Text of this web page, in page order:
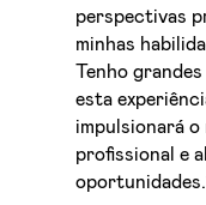
perspectivas
minhas
Tenho
esta
impulsionará o
profissional e